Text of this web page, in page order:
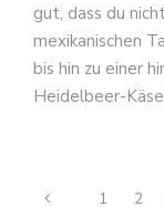
gut, dass du
mexikanischen
bis hin zu einer
Heidelbeer-
1 2